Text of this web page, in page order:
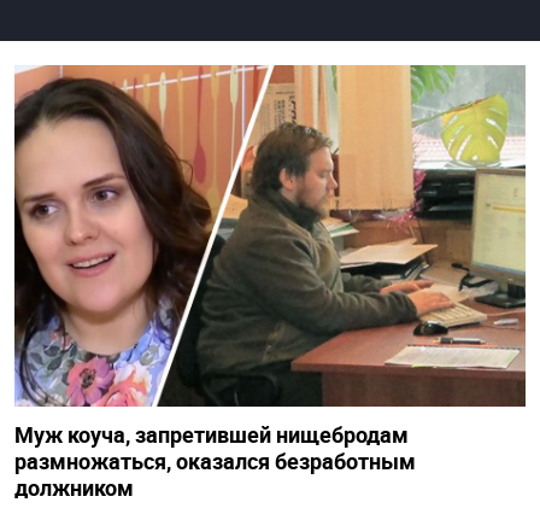
Муж коуча, запретившей нищебродам
размножаться, оказался безработным
должником